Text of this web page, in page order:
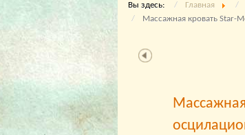
Вы здесь: Главная
Массажная кровать Star-